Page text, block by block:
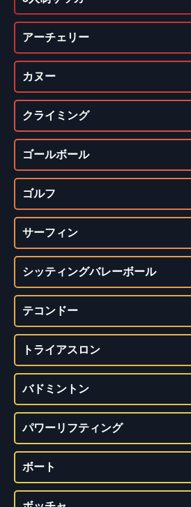
アーチェリー
カヌー
クライミング
ゴールボール
ゴルフ
サーフィン
シッティングバレーボール
テコンドー
トライアスロン
バドミントン
パワーリフティング
ボート